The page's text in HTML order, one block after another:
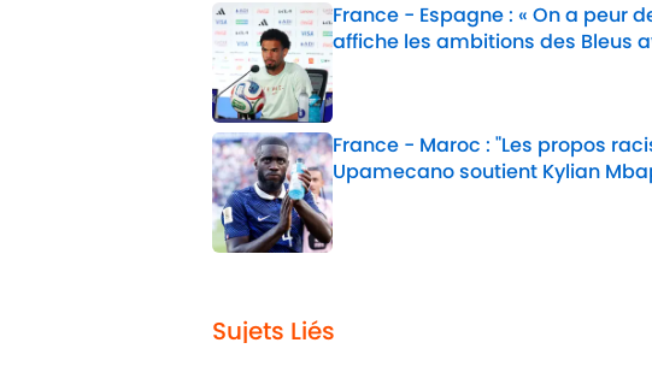
France - Espagne : « On a peur
affiche les ambitions des Bleus
France - Maroc : "Les propos
Upamecano soutient Kylian
Published by on Invalid Date
Sujets Liés